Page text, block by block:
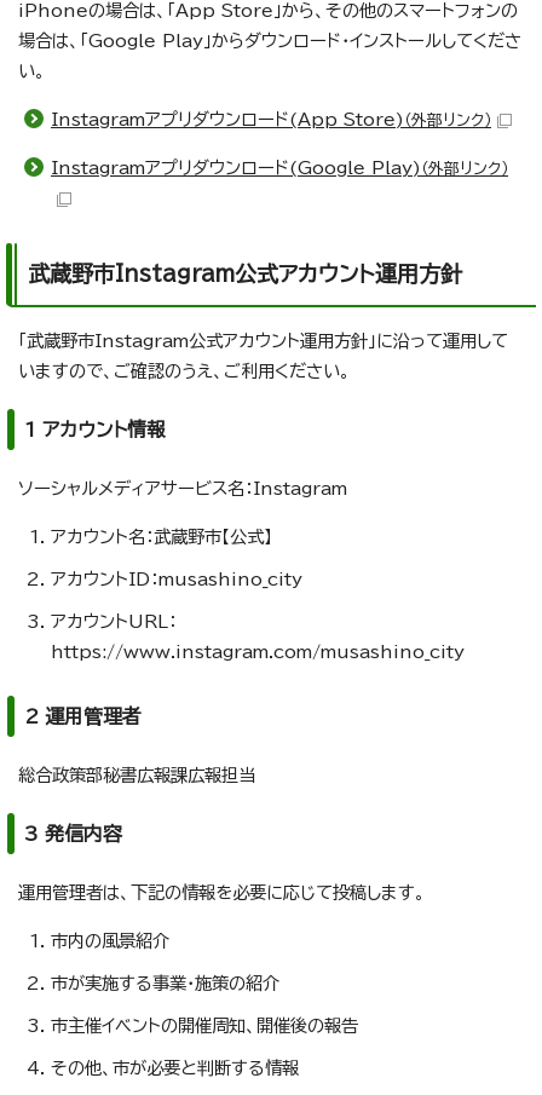
iPhoneの場合は、「App Store」から、その他のスマートフォンの
場合は、「Google Play」からダウンロード・インストールしてくださ
い。
Instagramアプリダウンロード(App Store) （外部リンク）
Instagramアプリダウンロード(Google Play) （外部リンク）
武蔵野市Instagram公式アカウント運用方針
「武蔵野市Instagram公式アカウント運用方針」に沿って運用して
いますので、ご確認のうえ、ご利用ください。
1 アカウント情報
ソーシャルメディアサービス名：Instagram
アカウント名：武蔵野市【公式】
アカウントID：musashino_city
アカウントURL：
https://www.instagram.com/musashino_city
2 運用管理者
総合政策部秘書広報課広報担当
3 発信内容
運用管理者は、下記の情報を必要に応じて投稿します。
市内の風景紹介
市が実施する事業・施策の紹介
市主催イベントの開催周知、開催後の報告
その他、市が必要と判断する情報